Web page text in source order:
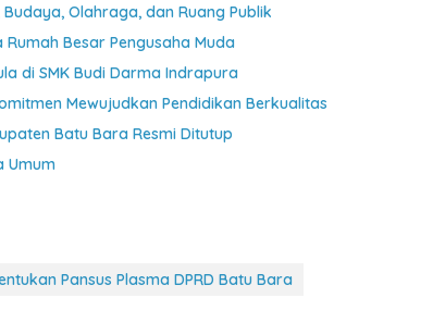
Olahraga, dan Ruang Publik
Besar Pengusaha Muda
di SMK Budi Darma Indrapura
Mewujudkan Pendidikan Berkualitas
Batu Bara Resmi Ditutup
Umum
Pansus Plasma DPRD Batu Bara